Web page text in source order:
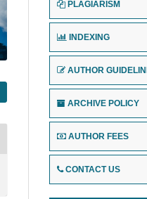
PLAGIARISM
INDEXING
AUTHOR
ARCHIVE POLICY
AUTHOR FEES
CONTACT US